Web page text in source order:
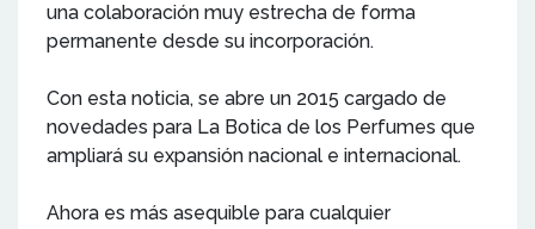
una colaboración muy estrecha de forma
permanente desde su incorporación.
Con esta noticia, se abre un 2015 cargado de
novedades para La Botica de los Perfumes que
ampliará su expansión nacional e internacional.
Ahora es más asequible para cualquier